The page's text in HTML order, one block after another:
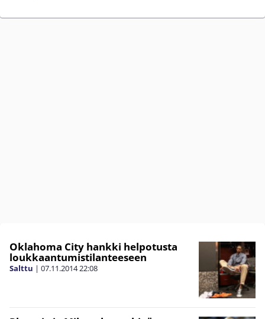
Oklahoma City hankki helpotusta
loukkaantumistilanteeseen
Salttu | 07.11.201422:08